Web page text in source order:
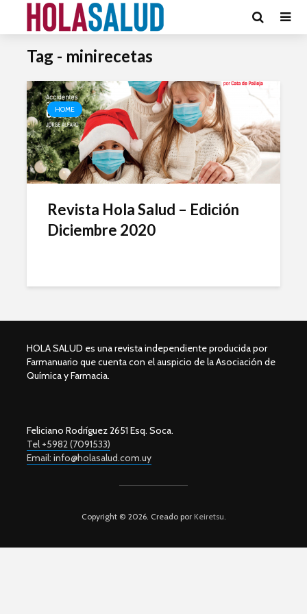
Tag - minirecetas
HOME
Revista Hola Salud – Edición
Diciembre 2020
HOLA SALUD es una revista independiente producida por
Farmanuario que cuenta con el auspicio de la Asociación de
Química y Farmacia.
Feliciano Rodríguez 2651 Esq. Soca.
Tel +5982 (7091533)
Email: info@holasalud.com.uy
Copyright © 2026. Creado porKeiretsu.